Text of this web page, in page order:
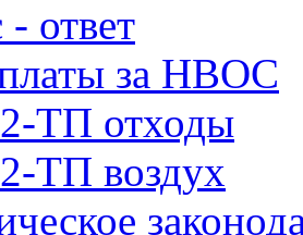
ответ
за НВОС
ТП отходы
ТП воздух